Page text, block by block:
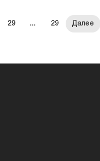
29 ... 29